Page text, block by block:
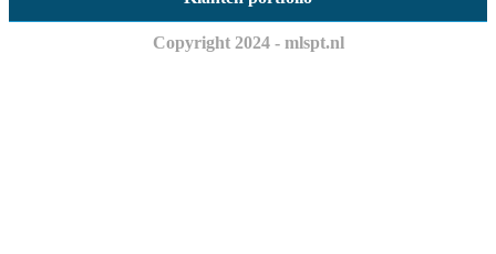
Copyright 2024 - mlspt.nl